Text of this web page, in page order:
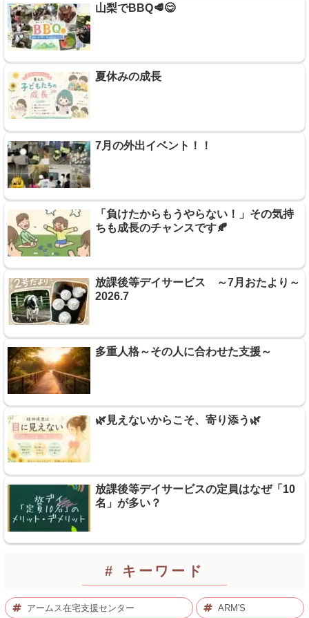
山梨でBBQ🥩😋
夏休みの成長
7月の外出イベント！！
「負けたからもうやらない！」その気持
ちも成長のチャンスです🍂
放課後等デイサービス ～7月おたより～
2026.7
多重人格～その人に合わせた支援～
🌿見えないからこそ、寄り添う🌿
放課後等デイサービスの定員はなぜ「10
名」が多い？
# キーワード
アームス在宅支援センター ARM'S